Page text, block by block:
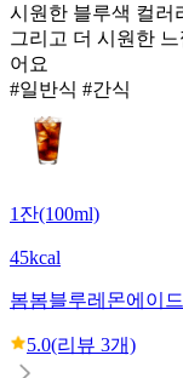
시원한 블루색 컬러
그리고 더 시원한
어요
#일반식 #간식
1잔(100ml)
45kcal
봄봄블루레몬에이드
5.0(리뷰 3개)